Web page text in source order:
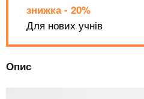
n
f
знижка - 20%
Для нових учнів
Опис